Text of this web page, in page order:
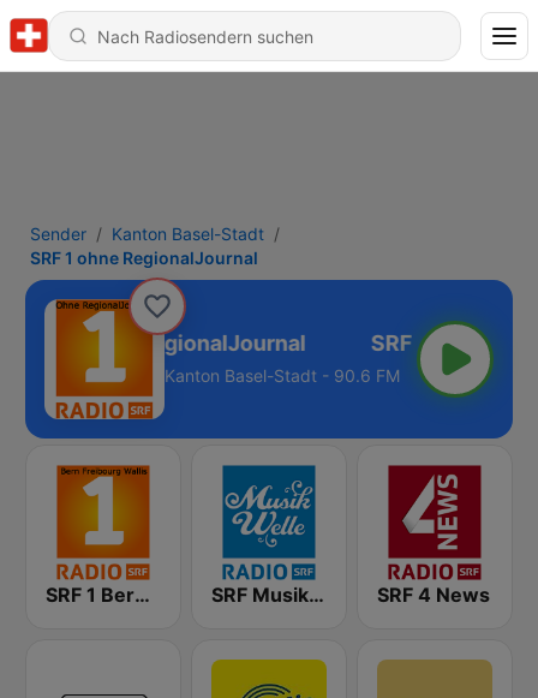
Sender
Kanton Basel-Stadt
SRF 1 ohne RegionalJournal
SRF 1 ohne RegionalJournal
Kanton Basel-Stadt - 90.6 FM
SRF 1 Bern Freibourg Wallis SRF Musikwelle SRF 4 News